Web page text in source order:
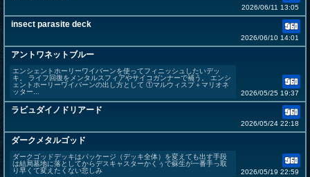
2026/06/11 13:05
insect parasite deck
2026/06/10 14:01
アントワネットブルー
エンシェントホーリーワイバーンを使ってフィニッシュしたいデッ
キ。 ライフ回復をメンタルスフィアやサイコガンナーで補う。 エンシ
ェントホーリーワイバーンの出し方として ①マルウィスプ＋マリオネ
ッター...
2026/05/25 19:37
ラビュダイノドリアード
2026/05/24 22:18
ダークメタルゴッド
ダークゴッドデッキはパッケージ（デッキ全体）を変えても出す手段
は結局墓地に落としてからデスキャスターかくぅで蘇生が一番手っ取
り早くて変えたくない悲しみ
2026/05/19 22:59